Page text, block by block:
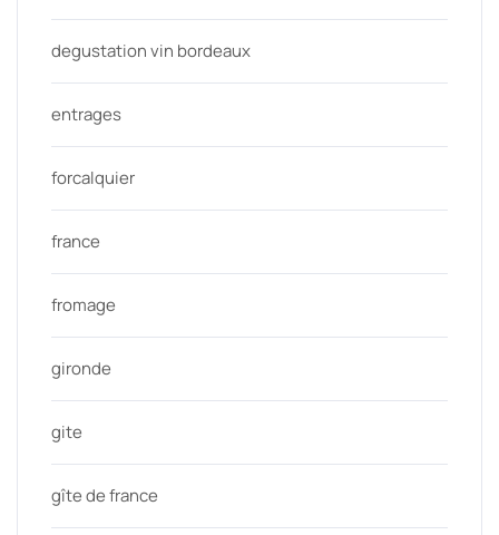
degustation vin bordeaux
entrages
forcalquier
france
fromage
gironde
gite
gîte de france